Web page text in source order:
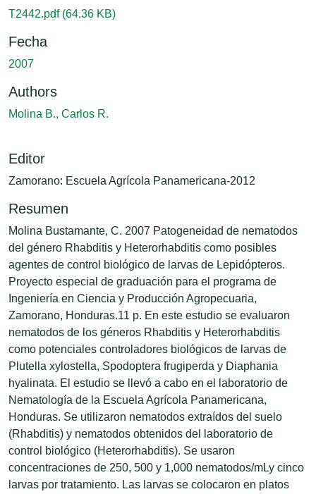
T2442.pdf (64.36 KB)
Fecha
2007
Authors
Molina B., Carlos R.
Editor
Zamorano: Escuela Agrícola Panamericana-2012
Resumen
Molina Bustamante, C. 2007 Patogeneidad de nematodos
del género Rhabditis y Heterorhabditis como posibles
agentes de control biológico de larvas de Lepidópteros.
Proyecto especial de graduación para el programa de
Ingeniería en Ciencia y Producción Agropecuaria,
Zamorano, Honduras.11 p. En este estudio se evaluaron
nematodos de los géneros Rhabditis y Heterorhabditis
como potenciales controladores biológicos de larvas de
Plutella xylostella, Spodoptera frugiperda y Diaphania
hyalinata. El estudio se llevó a cabo en el laboratorio de
Nematología de la Escuela Agrícola Panamericana,
Honduras. Se utilizaron nematodos extraídos del suelo
(Rhabditis) y nematodos obtenidos del laboratorio de
control biológico (Heterorhabditis). Se usaron
concentraciones de 250, 500 y 1,000 nematodos/mLy cinco
larvas por tratamiento. Las larvas se colocaron en platos